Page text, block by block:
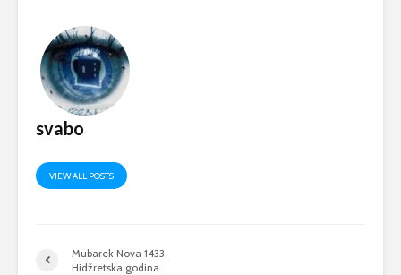
svabo
VIEW ALL POSTS
Mubarek Nova 1433.
Hidžretska godina